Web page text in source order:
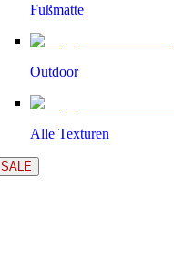
Fußmatte
Outdoor
Alle Texturen
SALE